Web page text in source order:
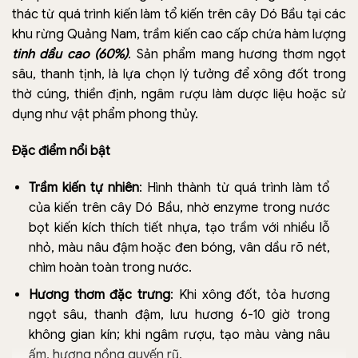
thác từ quá trình kiến làm tổ kiến trên cây Dó Bầu tại các
khu rừng Quảng Nam, trầm kiến cao cấp chứa hàm lượng
tinh dầu cao (60%). Sản phẩm mang hương thơm ngọt
sâu, thanh tịnh, là lựa chọn lý tưởng để xông đốt trong
thờ cúng, thiền định, ngâm rượu làm dược liệu hoặc sử
dụng như vật phẩm phong thủy.
Đặc điểm nổi bật
Trầm kiến tự nhiên: Hình thành từ quá trình làm tổ
của kiến trên cây Dó Bầu, nhờ enzyme trong nước
bọt kiến kích thích tiết nhựa, tạo trầm với nhiều lỗ
nhỏ, màu nâu đậm hoặc đen bóng, vân dầu rõ nét,
chìm hoàn toàn trong nước.
Hương thơm đặc trưng: Khi xông đốt, tỏa hương
ngọt sâu, thanh đậm, lưu hương 6-10 giờ trong
không gian kín; khi ngâm rượu, tạo màu vàng nâu